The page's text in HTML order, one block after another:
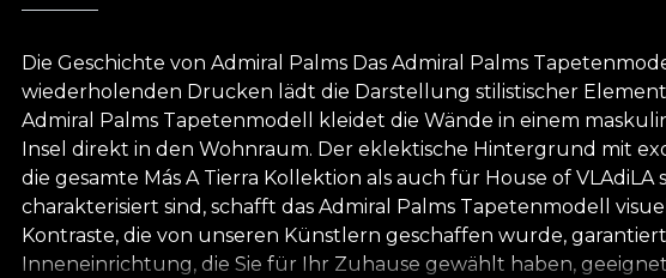
Die Geschichte von Admiral Palms Das Admiral Palms
wiederholenden Drucken lädt die Darstellung stilistischer
Admiral Palms Tapetenmodell kleidet die Wände in einem
Insel direkt in den Wohnraum. Der eklektische Hintergrund mit
die gesamte Más A Tierra Kollektion als auch für House of
charakterisiert sind, schafft das Admiral Palms Tapetenmodell
Kontraste, die von unseren Künstlern geschaffen wurde,
Inneneinrichtung, die Sie für Ihr Zuhause gewählt haben,